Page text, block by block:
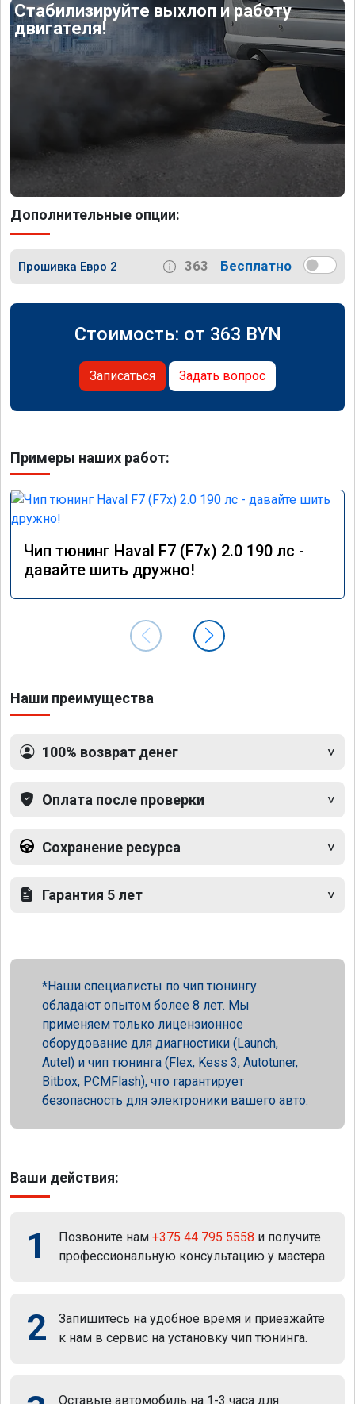
Стабилизируйте выхлоп и работу
двигателя!
Дополнительные опции:
Прошивка Евро 2 363 Бесплатно
Стоимость: от 363 BYN
Записаться Задать вопрос
Примеры наших работ:
Чип тюнинг Haval F7 (F7x) 2.0 190 лс -
давайте шить дружно!
Наши преимущества
100% возврат денег
Оплата после проверки
Сохранение ресурса
Гарантия 5 лет
Наши специалисты по чип тюнингу
обладают опытом более 8 лет. Мы
применяем только лицензионное
оборудование для диагностики (Launch,
Autel) и чип тюнинга (Flex, Kess 3, Autotuner,
Bitbox, PCMFlash), что гарантирует
безопасность для электроники вашего авто.
Ваши действия:
1 Позвоните нам +375 44 795 5558 и получите
профессиональную консультацию у мастера.
2
Запишитесь на удобное время и приезжайте
к нам в сервис на установку чип тюнинга.
Оставьте автомобиль на 1-3 часа для